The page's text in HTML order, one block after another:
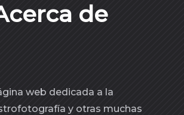
de
web dedicada a la
y otras muchas